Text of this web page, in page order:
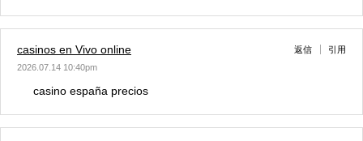
casinos en Vivo online
2026.07.14 10:40pm
返信 引用
casino españa precios